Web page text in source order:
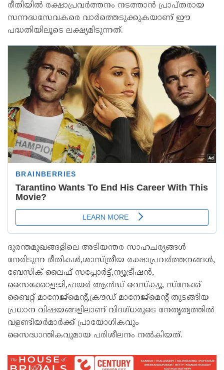
രീതിയിൽ രക്ഷാപ്രവര്‍ത്തനം നടത്താന്‍ പ്രാപ്തരായ
സന്നദ്ധസേവകരെ വാര്‍ത്തെടുക്കുകയാണ് ഈ
പദ്ധതിയിലൂടെ ലക്ഷ്യമിടുന്നത്.
ദുരന്തമുഖങ്ങളിലെ അടിയന്തര സാഹചര്യങ്ങള്‍
നേരിടുന്ന രീതികള്‍,ശാസ്ത്രീയ രക്ഷാപ്രവര്‍ത്തനങ്ങള്‍,
ബേസിക് ലൈഫ് സപ്പോര്‍ട്ട്,ന്യൂട്രീഷൻ,
സൈക്കോളജി,ഫയർ ആൻഡ് റെസ്ക്യൂ, സ്നേക്ക്
ബൈറ്റ് മാനേജ്‌മെൻ്റ്,ക്രൗഡ് മാനേജ്മെൻ്റ് തുടങ്ങിയ
പ്രധാന വിഷയങ്ങളിലാണ് വിദഗ്ധരുടെ നേതൃത്വത്തില്‍
വളണ്ടിയർമാർക്ക് പ്രായോഗികവും
സൈദ്ധാന്തികവുമായ പരിശീലനം നല്‍കിയത്.